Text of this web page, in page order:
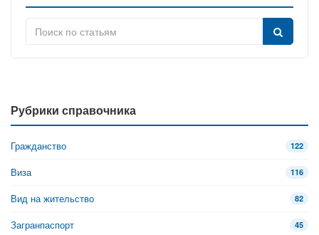
Рубрики справочника
Гражданство 122
Виза 116
Вид на жительство 82
Загранпаспорт 45